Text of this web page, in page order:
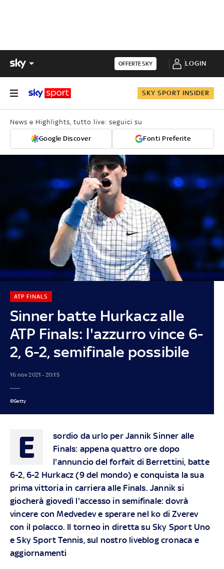
OFFERTE SKY LOGIN
SKY SPORT INSIDER
News e Highlights, tutto live: seguici su
Google Discover Fonti Preferite
Sinner batte Hurkacz alle
ATP Finals: l'azzurro vince 6-
2, 6-2, semifinale possibile
ATP FINALS
16 nov 2021 - 20:15
©Getty
E
sordio da urlo per Jannik Sinner alle
Finals: appena quattro ore dopo
l'annuncio del forfait di Berrettini, batte
6-2, 6-2 Hurkacz (9 del mondo) e conquista la sua
prima vittoria in carriera alle Finals. Jannik si
giocherà giovedì l'accesso in semifinale: dovrà
vincere con Medvedev e sperare nel ko di Zverev
con il polacco. Il torneo in diretta su Sky Sport Uno
e Sky Sport Tennis, sul nostro liveblog cronaca e
aggiornamenti